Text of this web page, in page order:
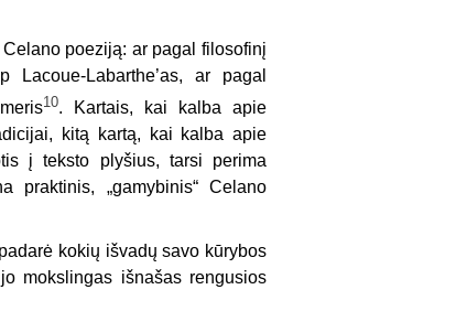
poeziją: ar pagal filosofinį
Labarthe’as, ar pagal
10. Kartais, kai kalba apie
kitą kartą, kai kalba apie
į teksto plyšius, tarsi perima
praktinis, „gamybinis“ Celano
kokių išvadų savo kūrybos
mokslingas išnašas rengusios